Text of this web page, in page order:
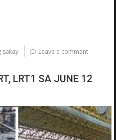
sakay Leave a comment
LRT1 SA JUNE 12